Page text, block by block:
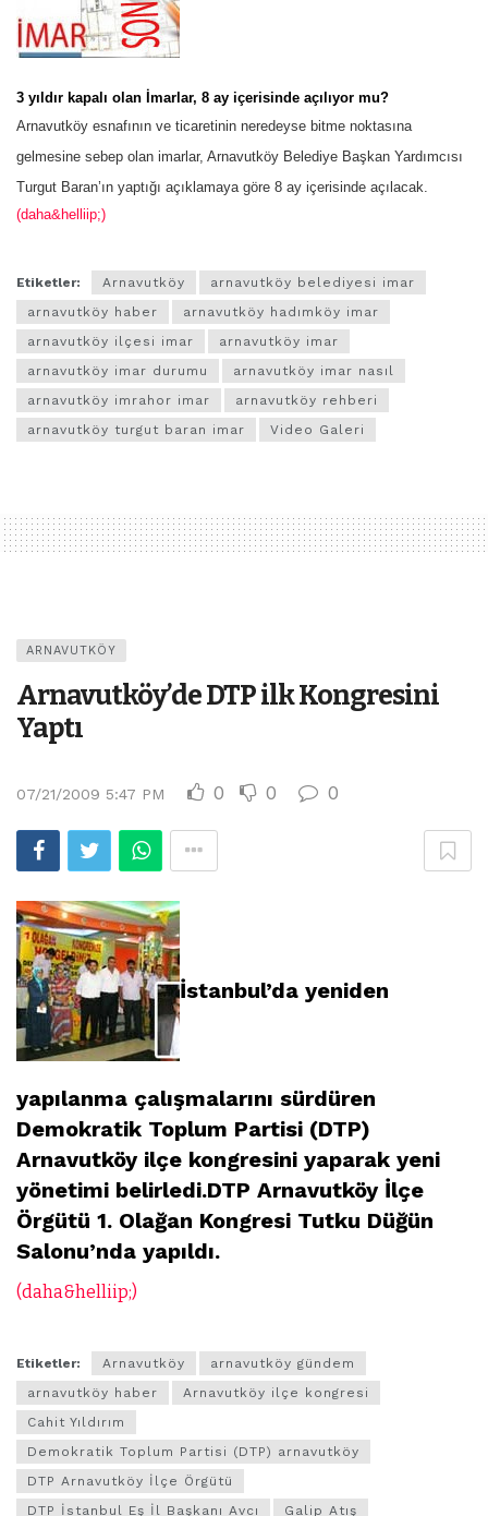
3 yıldır kapalı olan İmarlar, 8 ay içerisinde açılıyor mu?
Arnavutköy esnafının ve ticaretinin neredeyse bitme noktasına
gelmesine sebep olan imarlar, Arnavutköy Belediye Başkan Yardımcısı
Turgut Baran’ın yaptığı açıklamaya göre 8 ay içerisinde açılacak.
(daha&helliip;)
Etiketler: Arnavutköy
arnavutköy belediyesi imar
arnavutköy haber
arnavutköy hadımköy imar
arnavutköy ilçesi imar
arnavutköy imar
arnavutköy imar durumu
arnavutköy imar nasıl
arnavutköy imrahor imar
arnavutköy rehberi
arnavutköy turgut baran imar
Video Galeri
ARNAVUTKÖY
Arnavutköy’de DTP ilk Kongresini
Yaptı
07/21/2009 5:47 PM 0 0 0
İstanbul’da yeniden
yapılanma çalışmalarını sürdüren
Demokratik Toplum Partisi (DTP)
Arnavutköy ilçe kongresini yaparak yeni
yönetimi belirledi.DTP Arnavutköy İlçe
Örgütü 1. Olağan Kongresi Tutku Düğün
Salonu’nda yapıldı.
(daha&helliip;)
Etiketler: Arnavutköy
arnavutköy gündem
arnavutköy haber
Arnavutköy ilçe kongresi
Cahit Yıldırım
Demokratik Toplum Partisi (DTP) arnavutköy
DTP Arnavutköy İlçe Örgütü
DTP İstanbul Eş İl Başkanı Avcı
Galip Atış